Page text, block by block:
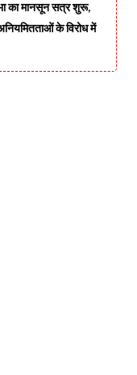
का मानसून सत्र शुरू,
के विरोध में